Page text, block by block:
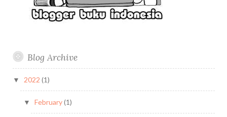
Blog Archive
▼ 2022 (1)
▼ February(1)